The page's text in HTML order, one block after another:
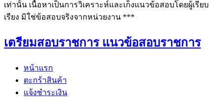
เท่านั้น เนื้อหาเป็นการวิเคราะห์และเก็งแนวข้อสอบโดยผู้เรียบ
เรียง มิใช่ข้อสอบจริงจากหน่วยงาน ***
เตรียมสอบราชการ แนวข้อสอบราชการ
หน้าแรก
ตะกร้าสินค้า
แจ้งชำระเงิน